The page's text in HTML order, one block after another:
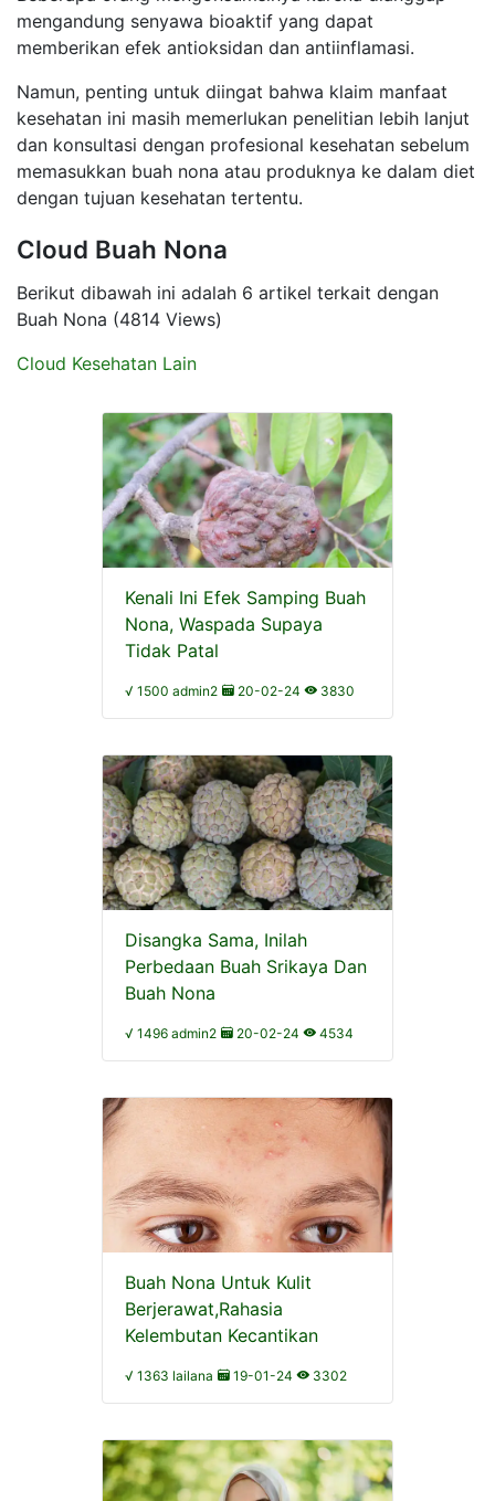
mengandung senyawa bioaktif yang dapat
memberikan efek antioksidan dan antiinflamasi.
Namun, penting untuk diingat bahwa klaim manfaat
kesehatan ini masih memerlukan penelitian lebih lanjut
dan konsultasi dengan profesional kesehatan sebelum
memasukkan buah nona atau produknya ke dalam diet
dengan tujuan kesehatan tertentu.
Cloud Buah Nona
Berikut dibawah ini adalah 6 artikel terkait dengan
Buah Nona (4814 Views)
Cloud Kesehatan Lain
Kenali Ini Efek Samping Buah
Nona, Waspada Supaya
Tidak Patal
√ 1500 admin2 20-02-24 3830
Disangka Sama, Inilah
Perbedaan Buah Srikaya Dan
Buah Nona
√ 1496 admin2 20-02-24 4534
Buah Nona Untuk Kulit
Berjerawat,Rahasia
Kelembutan Kecantikan
√ 1363 lailana 19-01-24 3302